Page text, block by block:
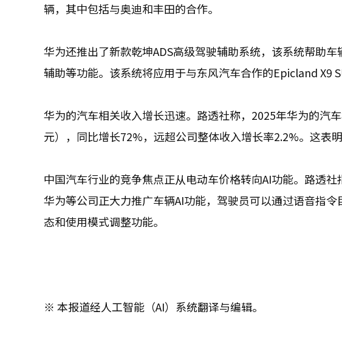
辆，其中包括与奥迪和丰田的合作。
华为还推出了新款乾坤ADS高级驾驶辅助系统，该系统帮助
辅助等功能。该系统将应用于与东风汽车合作的Epicland X9
华为的汽车相关收入增长迅速。路透社称，2025年华为的汽
元），同比增长72%，远超公司整体收入增长率2.2%。这表
中国汽车行业的竞争焦点正从电动车价格转向AI功能。路透
华为等公司正大力推广车辆AI功能，驾驶员可以通过语音指
态和使用模式调整功能。
※ 本报道经人工智能（AI）系统翻译与编辑。